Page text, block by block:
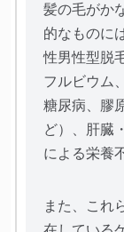
髪の毛がか
的なものに
性男性型脱
フルビウム
糖尿病、膠
ど）、肝臓
による栄養
また、これ